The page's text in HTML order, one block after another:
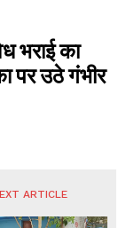
भराई का
पर उठे गंभीर
ARTICLE